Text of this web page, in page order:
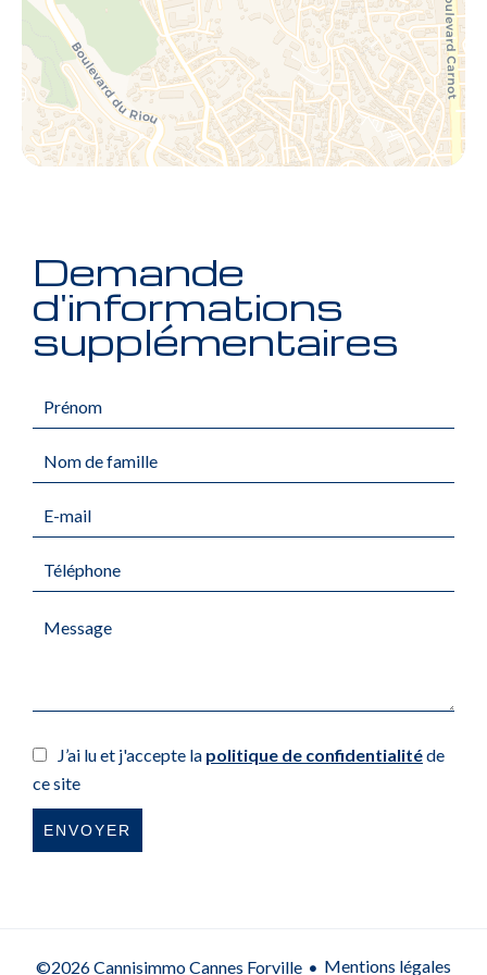
Demande
d'informations
supplémentaires
J’ai lu et j'accepte la politique de confidentialitéde
ce site
ENVOYER
©2026 Cannisimmo Cannes Forville Mentions légales